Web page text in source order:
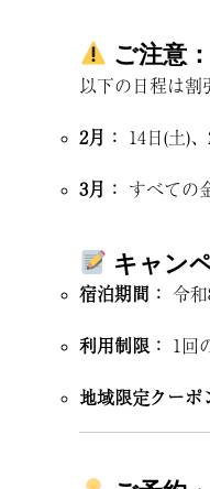
ご注意
以下の日程は割
2月： 14日(土)
3月： すべての
キャン
宿泊期間： 令
利用制限： 1回
地域限定クーポ